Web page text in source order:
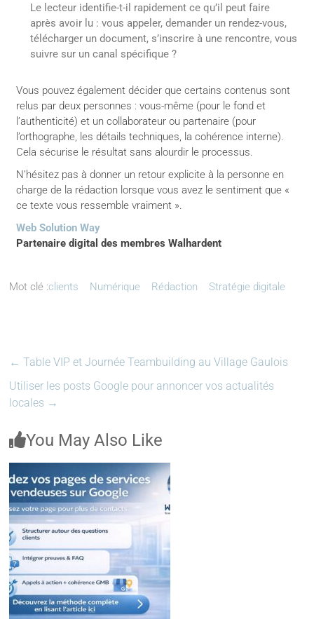
Le lecteur identifie-t-il rapidement ce qu’il peut faire
après avoir lu : vous appeler, demander un rendez-vous,
télécharger un document, s’inscrire à une rencontre, vous
suivre sur un canal spécifique ?
Vous pouvez également décider que certains contenus sont
relus par deux personnes : vous-même (pour le fond et
l’authenticité) et un collaborateur ou partenaire (pour
l’orthographe, les détails techniques, la cohérence interne).
Cela sécurise le résultat sans alourdir le processus.
N’hésitez pas à donner un retour explicite à la personne en
charge de la rédaction lorsque vous avez le sentiment que «
ce texte vous ressemble vraiment ».
Web Solution Way
Partenaire digital des membres Walhardent
Mot clé :clients Numérique Rédaction Stratégie digitale
← Table VIP et Journée Teambuilding au Village Gaulois
Utiliser les posts Google pour annoncer vos actualités
locales →
You May Also Like